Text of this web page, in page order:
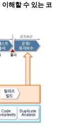
해할 수 있는 코